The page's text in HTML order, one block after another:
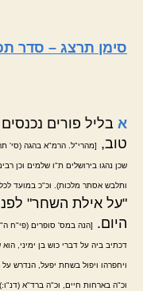
סימן תרצג – סדר
א בליל פורים
טוב,
[מהרי"ל. הרמ"א בהגה (סי'
שכן נהגו בירושלים ת"ו שלמים וכן
ותלבש אסתר מלכות). וכ"כ במועד
"על אילת השחר"
היום.
[הנה במס' סופרים (פי"ח
דכתיב ביה על דברי כוש בן ימיני,
ויחפרהו ויפול בשחת יפעל, הנדרש
וכ"ה בארחות חיים, וכ"ה ברד"א